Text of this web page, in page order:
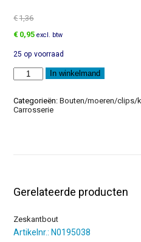
€1,36
Oorspronkelijke
was:
€1,36.
€ 0,95Huidige
is:
€0,95.
excl. btw
25 op voorraad
Zeskantbout
aantal
In winkelmand
Categorieën:Bouten/moeren/clips/
Carrosserie
Gerelateerde producten
Zeskantbout
Artikelnr.: N0195038